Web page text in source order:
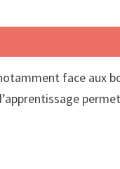
face aux